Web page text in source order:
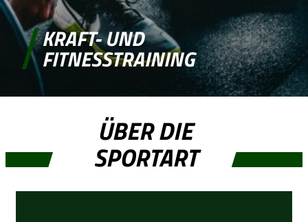
KRAFT- UND
FITNESSTRAINING
ÜBER DIE
SPORTART